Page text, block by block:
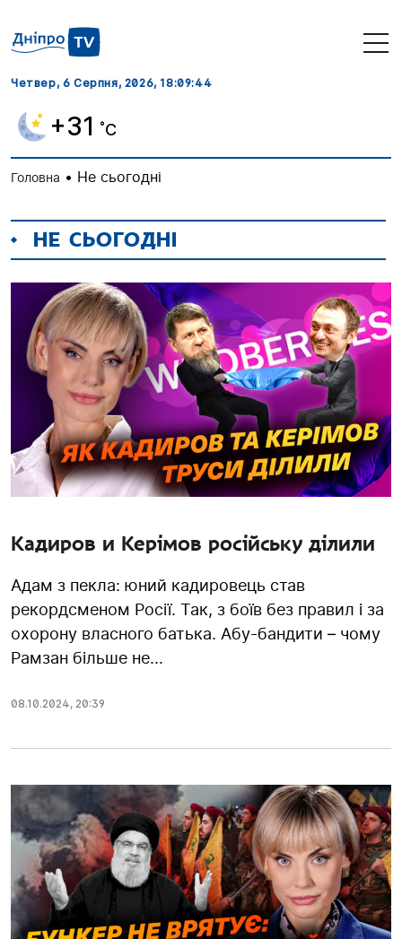
Четвер, 6 Серпня, 2026, 18:09:45
+31 ˚C
Головна • Не сьогодні
НЕ СЬОГОДНІ
Кадиров и Керімов російську ділили
Адам з пекла: юний кадировець став
рекордсменом Росії. Так, з боїв без правил і за
охорону власного батька. Абу-бандити – чому
Рамзан більше не...
08.10.2024, 20:39